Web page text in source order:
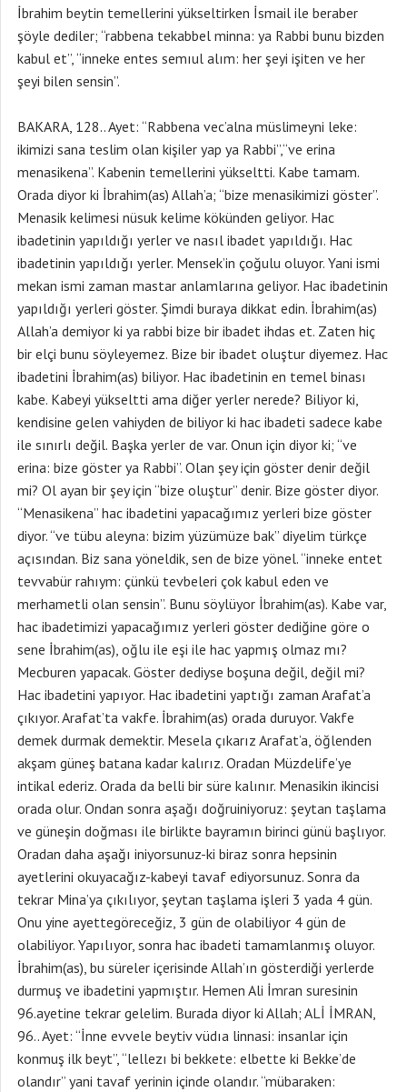
İbrahim beytin temellerini yükseltirken İsmail ile beraber
şöyle dediler; “rabbena tekabbel minna: ya Rabbi bunu bizden
kabul et”, “inneke entes semıul alım: her şeyi işiten ve her
şeyi bilen sensin”.
BAKARA, 128.. Ayet: “Rabbena vec’alna müslimeyni leke:
ikimizi sana teslim olan kişiler yap ya Rabbi”,“ve erina
menasikena”. Kabenin temellerini yükseltti. Kabe tamam.
Orada diyor ki İbrahim(as) Allah’a; “bize menasikimizi göster”.
Menasik kelimesi nüsuk kelime kökünden geliyor. Hac
ibadetinin yapıldığı yerler ve nasıl ibadet yapıldığı. Hac
ibadetinin yapıldığı yerler. Mensek’in çoğulu oluyor. Yani ismi
mekan ismi zaman mastar anlamlarına geliyor. Hac ibadetinin
yapıldığı yerleri göster. Şimdi buraya dikkat edin. İbrahim(as)
Allah’a demiyor ki ya rabbi bize bir ibadet ihdas et. Zaten hiç
bir elçi bunu söyleyemez. Bize bir ibadet oluştur diyemez. Hac
ibadetini İbrahim(as) biliyor. Hac ibadetinin en temel binası
kabe. Kabeyi yükseltti ama diğer yerler nerede? Biliyor ki,
kendisine gelen vahiyden de biliyor ki hac ibadeti sadece kabe
ile sınırlı değil. Başka yerler de var. Onun için diyor ki; “ve
erina: bize göster ya Rabbi”. Olan şey için göster denir değil
mi? Ol ayan bir şey için “bize oluştur” denir. Bize göster diyor.
“Menasikena” hac ibadetini yapacağımız yerleri bize göster
diyor. “ve tübu aleyna: bizim yüzümüze bak” diyelim türkçe
açısından. Biz sana yöneldik, sen de bize yönel. “inneke entet
tevvabür rahıym: çünkü tevbeleri çok kabul eden ve
merhametli olan sensin”. Bunu söylüyor İbrahim(as). Kabe var,
hac ibadetimizi yapacağımız yerleri göster dediğine göre o
sene İbrahim(as), oğlu ile eşi ile hac yapmış olmaz mı?
Mecburen yapacak. Göster dediyse boşuna değil, değil mi?
Hac ibadetini yapıyor. Hac ibadetini yaptığı zaman Arafat’a
çıkıyor. Arafat’ta vakfe. İbrahim(as) orada duruyor. Vakfe
demek durmak demektir. Mesela çıkarız Arafat’a, öğlenden
akşam güneş batana kadar kalırız. Oradan Müzdelife’ye
intikal ederiz. Orada da belli bir süre kalınır. Menasikin ikincisi
orada olur. Ondan sonra aşağı doğruiniyoruz: şeytan taşlama
ve güneşin doğması ile birlikte bayramın birinci günü başlıyor.
Oradan daha aşağı iniyorsunuz-ki biraz sonra hepsinin
ayetlerini okuyacağız-kabeyi tavaf ediyorsunuz. Sonra da
tekrar Mina’ya çıkılıyor, şeytan taşlama işleri 3 yada 4 gün.
Onu yine ayettegöreceğiz, 3 gün de olabiliyor 4 gün de
olabiliyor. Yapılıyor, sonra hac ibadeti tamamlanmış oluyor.
İbrahim(as), bu süreler içerisinde Allah’ın gösterdiği yerlerde
durmuş ve ibadetini yapmıştır. Hemen Ali İmran suresinin
96.ayetine tekrar gelelim. Burada diyor ki Allah; ALİ İMRAN,
96.. Ayet: “İnne evvele beytiv vüdıa linnasi: insanlar için
konmuş ilk beyt”, “lellezı bi bekkete: elbette ki Bekke’de
olandır” yani tavaf yerinin içinde olandır. “mübaraken: